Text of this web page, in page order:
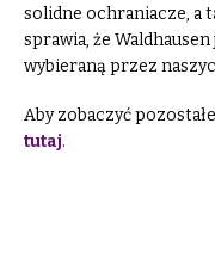
solidne ochraniacze, a
sprawia, że
wybieraną przez
Aby zobaczyć
tutaj.